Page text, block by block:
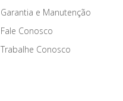
Garantia e Manutenção
Fale Conosco
Trabalhe Conosco